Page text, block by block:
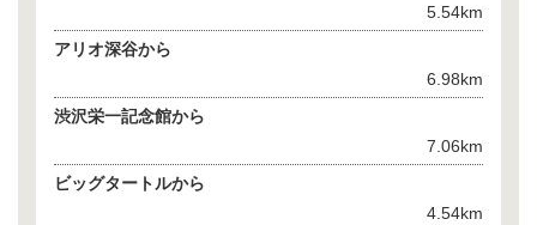
5.54km
アリオ深谷から
6.98km
渋沢栄一記念館から
7.06km
ビッグタートルから
4.54km